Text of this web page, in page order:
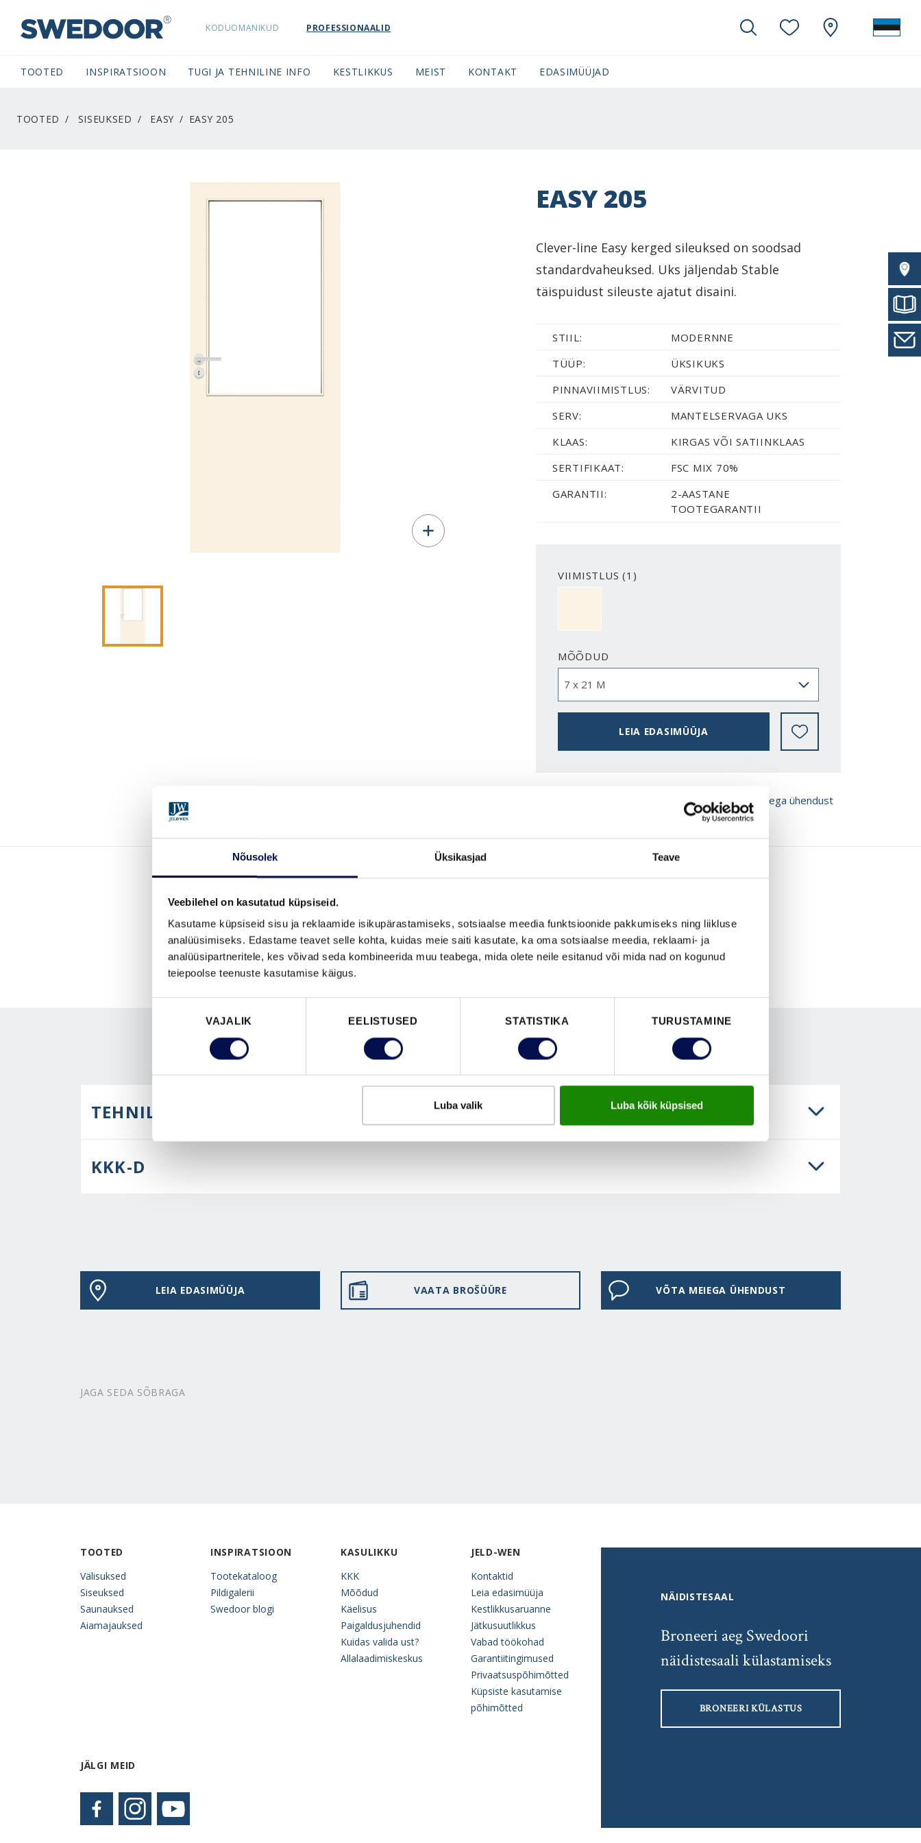
Nõusolek Üksikasjad Teave
Veebilehel on kasutatud küpsiseid.
Kasutame küpsiseid sisu ja reklaamide isikupärastamiseks, sotsiaalse meedia funktsioonide pakkumiseks ning liikluse
analüüsimiseks. Edastame teavet selle kohta, kuidas meie saiti kasutate, ka oma sotsiaalse meedia, reklaami- ja
analüüsipartneritele, kes võivad seda kombineerida muu teabega, mida olete neile esitanud või mida nad on kogunud
teiepoolse teenuste kasutamise käigus.
VAJALIK EELISTUSED STATISTIKA TURUSTAMINE
Luba valik Luba kõik küpsised
SWEDOORESTONIA NAVIGATION
KODUOMANIKUD PROFESSIONAALID
TOOTED INSPIRATSIOON TUGI JA TEHNILINE INFO KESTLIKKUS MEIST KONTAKT EDASIMÜÜJAD
TOOTED SISEUKSED EASY EASY 205
EASY 205
Clever-line Easy kerged sileuksed on soodsad
standardvaheuksed. Uks jäljendab Stable
täispuidust sileuste ajatut disaini.
STIIL:
MODERNNE
TÜÜP:
ÜKSIKUKS
PINNAVIIMISTLUS:
VÄRVITUD
SERV:
MANTELSERVAGA UKS
KLAAS:
KIRGAS VÕI SATIINKLAAS
SERTIFIKAAT:
FSC MIX 70%
GARANTII:
2-AASTANE
TOOTEGARANTII
VIIMISTLUS (1)
MÕÕDUD
LEIA EDASIMÜÜJA
Võta meiega ühendust
TEHNILINE KIRJELDUS
KKK-D
LEIA EDASIMÜÜJA VAATA BROŠÜÜRE VÕTA MEIEGA ÜHENDUST
JAGA SEDA SÕBRAGA
TOOTED
Välisuksed
Siseuksed
Saunauksed
Aiamajauksed
INSPIRATSIOON
Tootekataloog
Pildigalerii
Swedoor blogi
KASULIKKU
KKK
Mõõdud
Käelisus
Paigaldusjuhendid
Kuidas valida ust?
Allalaadimiskeskus
JELD-WEN
Kontaktid
Leia edasimüüja
Kestlikkusaruanne
Jätkusuutlikkus
Vabad töökohad
Garantiitingimused
Privaatsuspõhimõtted
Küpsiste kasutamise
põhimõtted
JÄLGI MEID
NÄIDISTESAAL
Broneeri aeg Swedoori
näidistesaali külastamiseks
BRONEERI KÜLASTUS